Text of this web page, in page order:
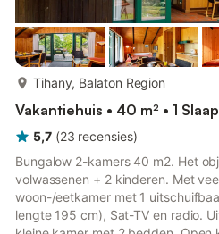
Tihany, Balaton Region
Vakantiehuis • 40 m² • 1
5,7 (23 recensies)
Bungalow 2-kamers 40 m2. Het
volwassenen + 2 kinderen. Met
woon-/eetkamer met 1
lengte 195 cm), Sat-TV en radio.